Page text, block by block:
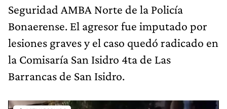
Seguridad AMBA Norte de la Policía
Bonaerense. El agresor fue imputado por
lesiones graves y el caso quedó radicado en
la Comisaría San Isidro 4ta de Las
Barrancas de San Isidro.